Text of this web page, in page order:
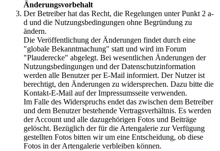
Änderungsvorbehalt
Der Betreiber hat das Recht, die Regelungen unter Punkt 2 a-
d und die Nutzungsbedingungen ohne Begründung zu
ändern.
Die Veröffentlichung der Änderungen findet durch eine
"globale Bekanntmachung" statt und wird im Forum
"Plauderecke" abgelegt. Bei wesentlichen Änderungen der
Nutzungsbedingungen und der Datenschutzinformation
werden alle Benutzer per E-Mail informiert. Der Nutzer ist
berechtigt, den Änderungen zu widersprechen. Dazu bitte die
Kontakt-E-Mail auf der Impressumsseite verwenden.
Im Falle des Widerspruchs endet das zwischen dem Betreiber
und dem Benutzer bestehende Vertragsverhältnis. Es werden
der Account und alle dazugehörigen Fotos und Beiträge
gelöscht. Bezüglich der für die Artengalerie zur Verfügung
gestellten Fotos bitten wir um eine Entscheidung, ob diese
Fotos in der Artengalerie verbleiben können.